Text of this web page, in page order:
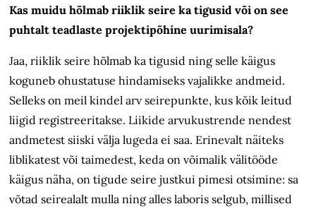
Kas muidu hõlmab riiklik seire ka tigusid või on see
puhtalt teadlaste projektipõhine uurimisala?
Jaa, riiklik seire hõlmab ka tigusid ning selle käigus
koguneb ohustatuse hindamiseks vajalikke andmeid.
Selleks on meil kindel arv seirepunkte, kus kõik leitud
liigid registreeritakse. Liikide arvukustrende nendest
andmetest siiski välja lugeda ei saa. Erinevalt näiteks
liblikatest või taimedest, keda on võimalik välitööde
käigus näha, on tigude seire justkui pimesi otsimine: sa
võtad seirealalt mulla ning alles laboris selgub, millised